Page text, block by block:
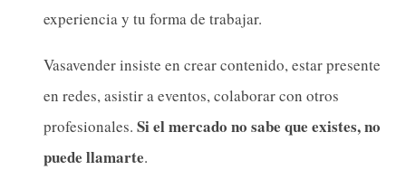
experiencia y tu forma de trabajar.
Vasavender insiste en crear contenido, estar presente
en redes, asistir a eventos, colaborar con otros
profesionales. Si el mercado no sabe que existes, no
puede llamarte.